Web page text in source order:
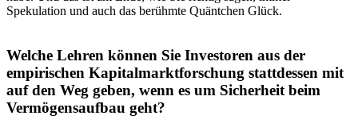
Spekulation und auch das berühmte Quäntchen Glück.
Welche Lehren können Sie Investoren aus der
empirischen Kapitalmarktforschung stattdessen mit
auf den Weg geben, wenn es um Sicherheit beim
Vermögensaufbau geht?